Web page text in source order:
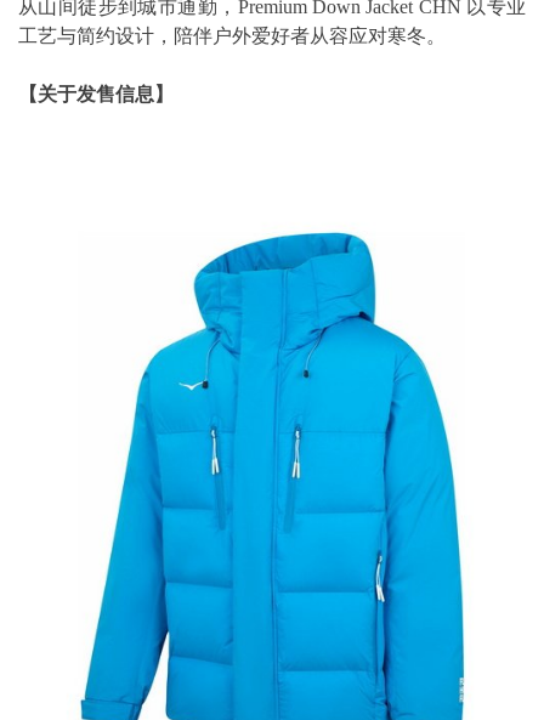
从山间徒步到城市通勤，Premium Down Jacket CHN 以专业
工艺与简约设计，陪伴户外爱好者从容应对寒冬。
【关于发售信息】